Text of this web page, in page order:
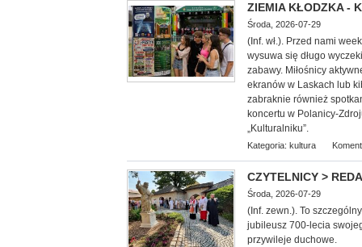
ZIEMIA KŁODZKA -
Środa, 2026-07-29
(Inf. wł.). Przed nami
wysuwa się długo
zabawy. Miłośnicy
ekranów w Laskach lub
zabraknie również
koncertu w Polanicy-
„Kulturalniku”.
Kategoria: kultura
CZYTELNICY >
Środa, 2026-07-29
(Inf. zewn.). To
jubileusz 700-lecia
przywileje duchowe.